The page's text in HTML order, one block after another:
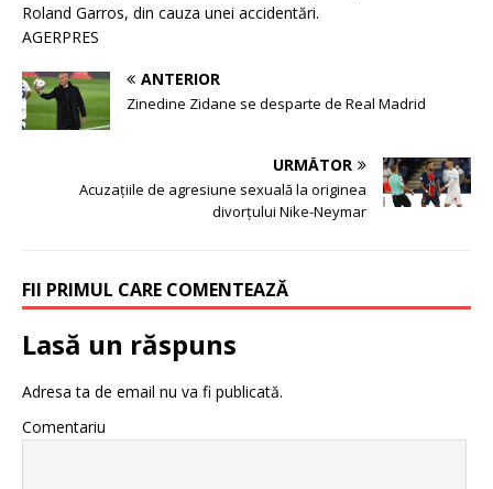
Roland Garros, din cauza unei accidentări.
AGERPRES
ANTERIOR
Zinedine Zidane se desparte de Real Madrid
URMĂTOR
Acuzațiile de agresiune sexuală la originea
divorțului Nike-Neymar
FII PRIMUL CARE COMENTEAZĂ
Lasă un răspuns
Adresa ta de email nu va fi publicată.
Comentariu